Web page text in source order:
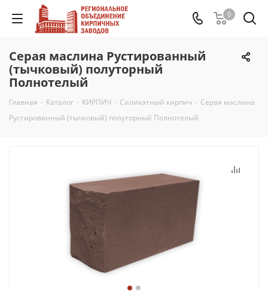
0
Серая маслина Рустированный
(тычковый) полуторный
Полнотелый
Главная - Каталог - КИРПИЧ - Силикатный кирпич - Серая маслина
Рустированный (тычковый) полуторный Полнотелый